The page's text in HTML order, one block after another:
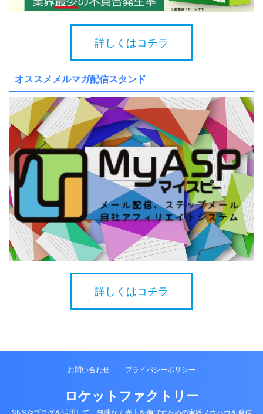
詳しくはコチラ
オススメメルマガ配信スタンド
詳しくはコチラ
お問い合わせ プライバシーポリシー
ロケットファクトリー